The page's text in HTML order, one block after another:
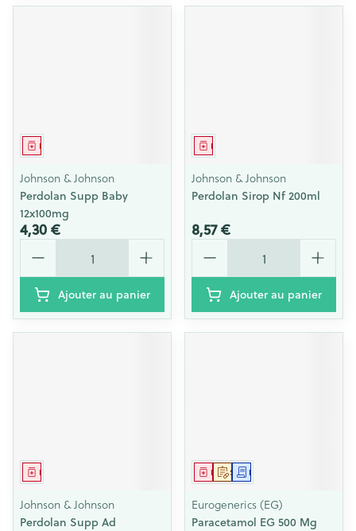
Médicament
Johnson & Johnson
Perdolan Supp Baby
12x100mg
4,30 €
Quantité
Ajouter au panier
Médicament
Johnson & Johnson
Perdolan Sirop Nf 200ml
8,57 €
Quantité
Ajouter au panier
Médicament
Johnson & Johnson
Perdolan Supp Ad
Sur prescription
MédicamentDemande écrite
Eurogenerics (EG)
Paracetamol EG 500 Mg